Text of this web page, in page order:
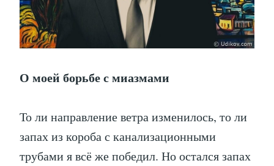
О моей борьбе с миазмами
То ли направление ветра изменилось, то ли
запах из короба с канализационными
трубами я всё же победил. Но остался запах